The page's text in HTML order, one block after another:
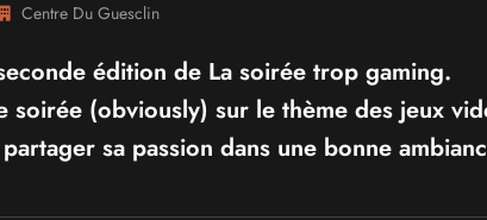
Centre Du Guesclin
édition de La soirée trop gaming.
soirée (obviously) sur le thème des jeux
sa passion dans une bonne